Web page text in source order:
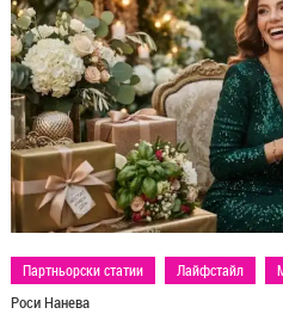
Партньорски статии Лайфстайл
Роси Нанева